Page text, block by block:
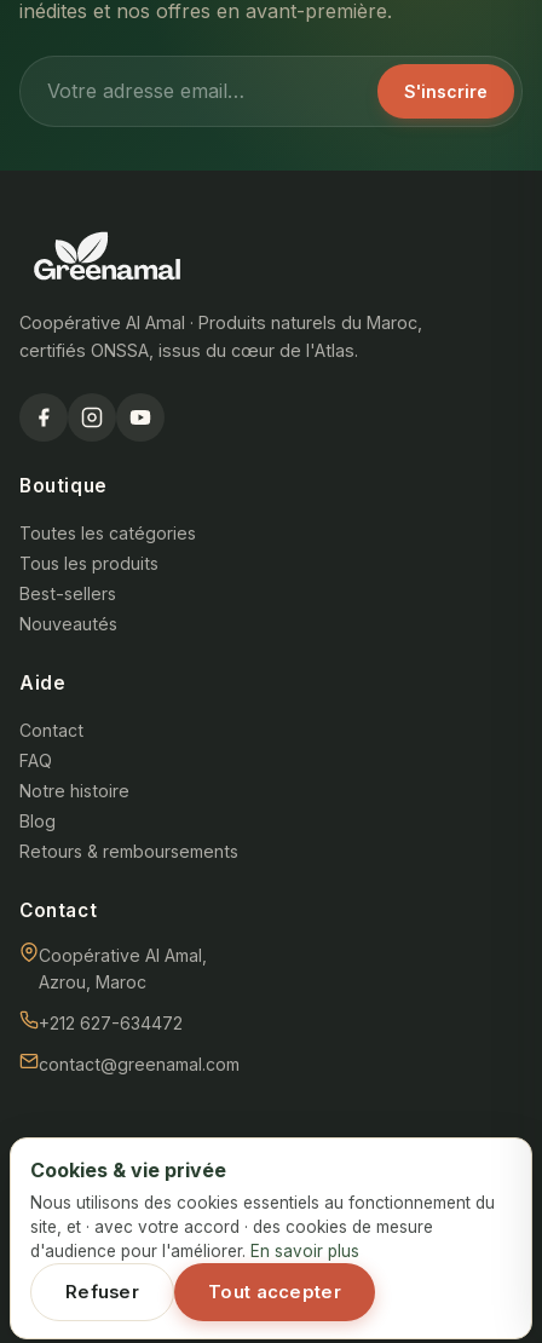
inédites et nos offres en avant-première.
S'inscrire
Coopérative Al Amal · Produits naturels du Maroc,
certifiés ONSSA, issus du cœur de l'Atlas.
Boutique
Toutes les catégories
Tous les produits
Best-sellers
Nouveautés
Aide
Contact
FAQ
Notre histoire
Blog
Retours & remboursements
Contact
Coopérative Al Amal,
Azrou, Maroc
+212 627-634472
contact@greenamal.com
CGVConfidentialitéCookiesMentions légales Retours
Préférences cookies
© 2026 GreenAmal · Coopérative Al Amal. Tous droits réservés.
Paiement :
Cookies & vie privée
Nous utilisons des cookies essentiels au fonctionnement du
site, et · avec votre accord · des cookies de mesure
d'audience pour l'améliorer. En savoir plus
Refuser Tout accepter